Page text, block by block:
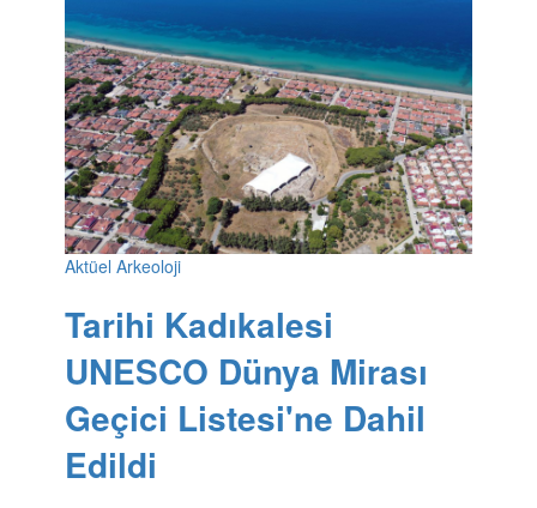
Aktüel Arkeoloji
Tarihi Kadıkalesi
UNESCO Dünya Mirası
Geçici Listesi'ne Dahil
Edildi